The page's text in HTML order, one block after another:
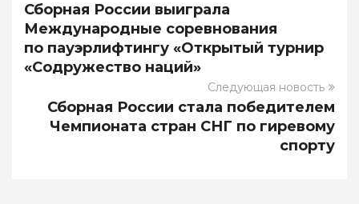
Сборная России выиграла
Международные соревнования
по пауэрлифтингу «Открытый турнир
«Содружество наций»
Следующая новость
Сборная России стала победителем
Чемпионата стран СНГ по гиревому
спорту